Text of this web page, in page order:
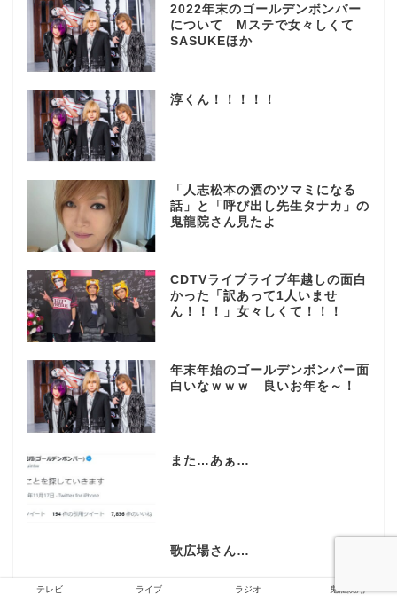
2022年末のゴールデンボンバー
について Mステで女々しくて
SASUKEほか
淳くん！！！！！
「人志松本の酒のツマミになる
話」と「呼び出し先生タナカ」の
鬼龍院さん見たよ
CDTVライブライブ年越しの面白
かった「訳あって1人いませ
ん！！！」女々しくて！！！
年末年始のゴールデンボンバー面
白いなｗｗｗ 良いお年を～！
また…あぁ…
歌広場さん…
テレビ ライブ ラジオ 鬼龍院翔